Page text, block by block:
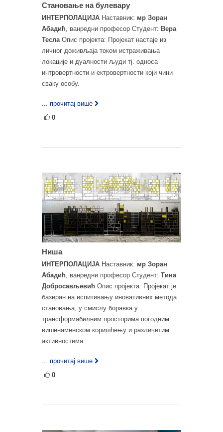
Становање на булевару
ИНТЕРПОЛАЦИЈА Наставник: мр Зоран
Абадић , ванредни професор Студент: Вера
Тесла Опис пројекта: Пројекат настаје из
личног доживљаја током истраживања
локације и дуалности људи тј. односа
интровертности и ектровертности који чини
сваку особу.
... прочитај више
0
Ниша
ИНТЕРПОЛАЦИЈА Наставник: мр Зоран
Абадић , ванредни професор Студент: Тина
Добросављевић Опис пројекта: Пројекат је
базиран на испитивању иновативних метода
становања, у смислу боравка у
трансформабилним просторима погодним
вишенаменском коришћењу и различитим
активностима.
... прочитај више
0